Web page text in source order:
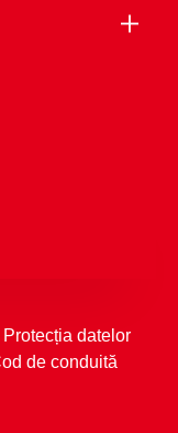
Protecția datelor
de conduită